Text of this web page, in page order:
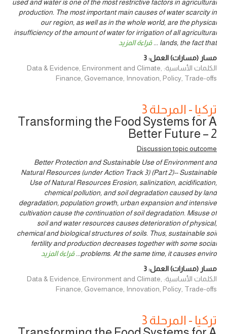
used and water is one of the most restrictive factors in agricultural
production. The most important main causes of water scarcity in
our region, as well as in the whole world, are the physical
insufficiency of the amount of water for irrigation of all agricultural
lands, the fact that
... قراءة المزيد
مسار (مسارات) العمل:3
الكلمات الأساسية: Data & Evidence, Environment and Climate,
Finance, Governance, Innovation, Policy, Trade-offs
تركيا - المرحلة 3
Transforming the Food Systems for A
Better Future – 2
Discussion topic outcome
Better Protection and Sustainable Use of Environment and
Natural Resources (under Action Track 3) (Part 2)-- Sustainable
Use of Natural Resources Erosion, salinization, acidification,
chemical pollution, and soil degradation caused by land
degradation, population growth, urban expansion and intensive
cultivation cause the continuation of soil degradation. Misuse of
soil and water resources causes deterioration of physical,
chemical and biological structures of soils. Thus, sustainable soil
fertility and production decreases together with some social
problems. At the same time, it causes enviro
... قراءة المزيد
مسار (مسارات) العمل:3
الكلمات الأساسية: Data & Evidence, Environment and Climate,
Finance, Governance, Innovation, Policy, Trade-offs
تركيا - المرحلة 3